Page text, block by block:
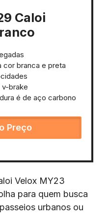
Caloi
cor branca e preta
brake
é de aço carbono
Preço
Velox MY23
para quem busca
urbanos ou